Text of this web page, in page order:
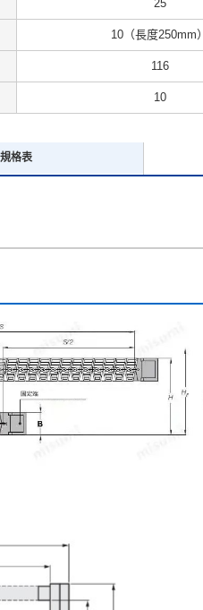
25
10（長度250mm）
116
10
格表